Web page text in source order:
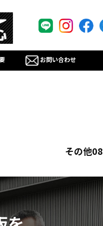
お問い合わせ
その他08